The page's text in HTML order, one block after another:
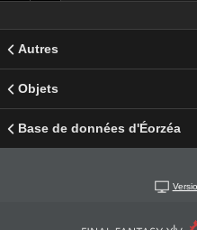
Autres
Objets
Base de données d'Éorzéa